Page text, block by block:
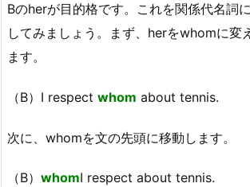
Bのherが目的格です。これを関係代名詞
してみましょう。まず、herをwhomに変
ます。
（B）I respect whom about tennis.
次に、whomを文の先頭に移動します。
（B） whomI respect about tennis.